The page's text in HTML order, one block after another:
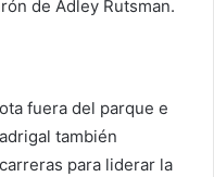
de Adley Rutsman.
fuera del parque e
también
para liderar la